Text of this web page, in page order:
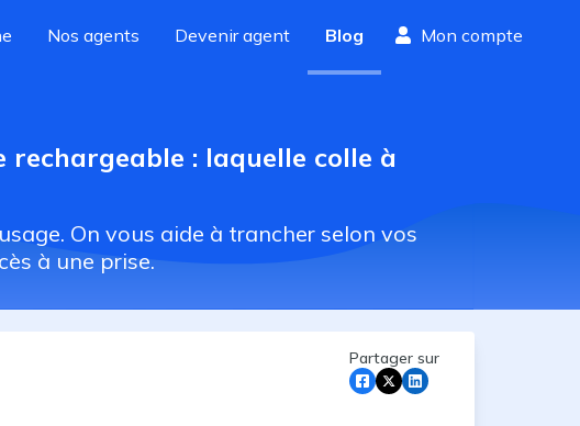
Nos agents Devenir agent Blog Mon compte
: laquelle colle à
On vous aide à trancher selon vos
à une prise.
Partager sur